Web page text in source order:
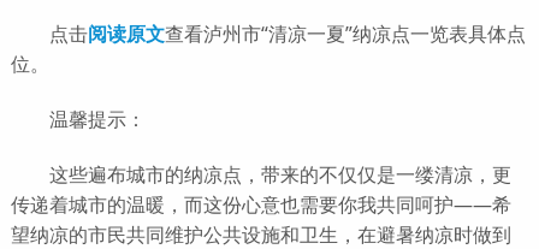
点击阅读原文查看泸州市“清凉一夏”纳凉点一览表具体点
位。
温馨提示：
这些遍布城市的纳凉点，带来的不仅仅是一缕清凉，更
传递着城市的温暖，而这份心意也需要你我共同呵护——希
望纳凉的市民共同维护公共设施和卫生，在避暑纳凉时做到